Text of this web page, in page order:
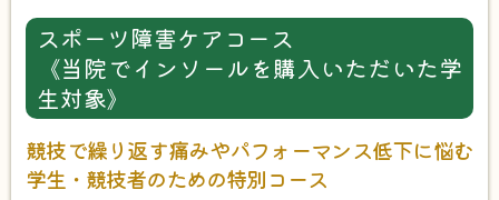
スポーツ障害ケアコース
《当院でインソールを購入いただいた学
生対象》
競技で繰り返す痛みやパフォーマンス低下に悩む
学生・競技者のための特別コース